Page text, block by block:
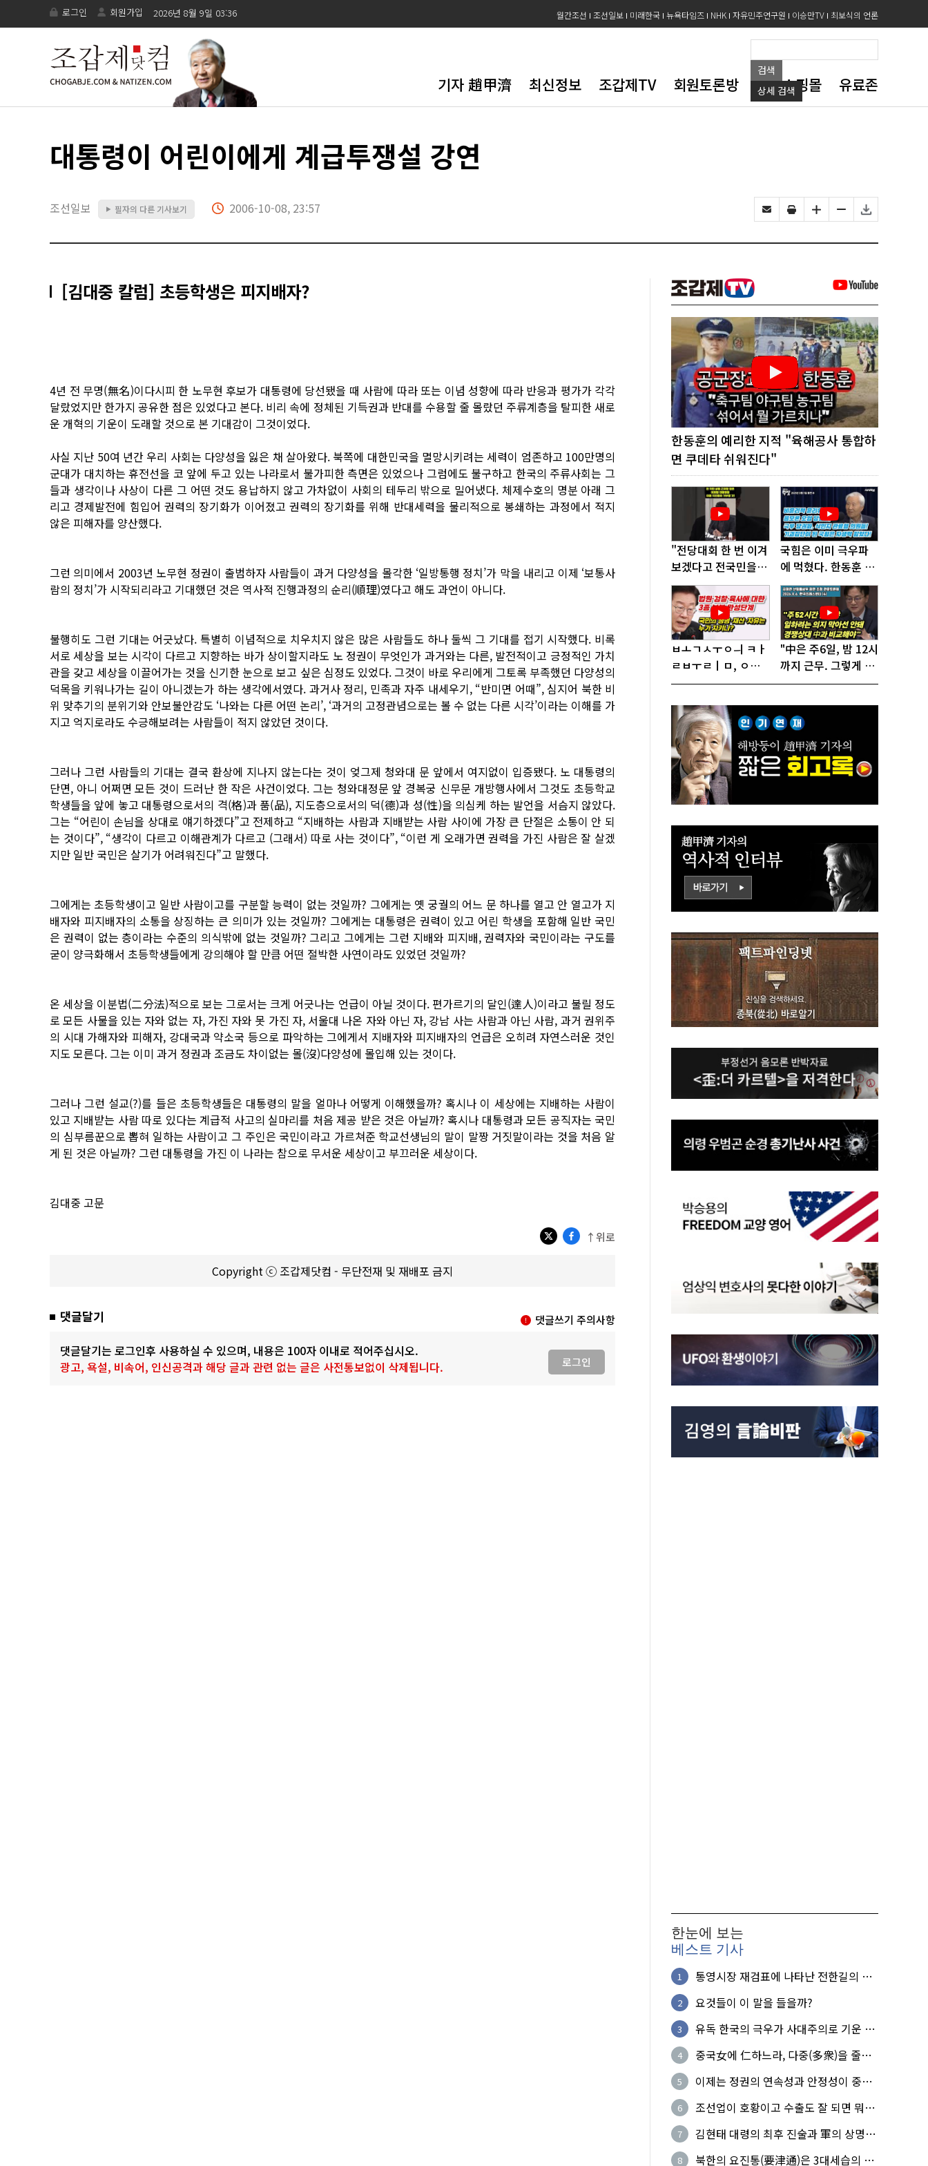
로그인 회원가입 2026년 8월 9일 03:36 월간조선 조선일보 미래한국 뉴욕타임즈 NHK 자유민주연구원 이승만TV 최보식의 언론
검색
상세 검색
기자 趙甲濟 최신정보 조갑제TV 회원토론방 도서쇼핑몰 유료존
대통령이 어린이에게 계급투쟁설 강연
조선일보 ▶ 필자의 다른 기사보기 2006-10-08, 23:57
[김대중 칼럼] 초등학생은 피지배자?
4년 전 무명(無名)이다시피 한 노무현 후보가 대통령에 당선됐을 때 사람에 따라 또는 이념 성향에 따라 반응과 평가가 각각
달랐었지만 한가지 공유한 점은 있었다고 본다. 비리 속에 정체된 기득권과 반대를 수용할 줄 몰랐던 주류계층을 탈피한 새로
운 개혁의 기운이 도래할 것으로 본 기대감이 그것이었다.
사실 지난 50여 년간 우리 사회는 다양성을 잃은 채 살아왔다. 북쪽에 대한민국을 멸망시키려는 세력이 엄존하고 100만명의
군대가 대치하는 휴전선을 코 앞에 두고 있는 나라로서 불가피한 측면은 있었으나 그럼에도 불구하고 한국의 주류사회는 그
들과 생각이나 사상이 다른 그 어떤 것도 용납하지 않고 가차없이 사회의 테두리 밖으로 밀어냈다. 체제수호의 명분 아래 그
리고 경제발전에 힘입어 권력의 장기화가 이어졌고 권력의 장기화를 위해 반대세력을 물리적으로 봉쇄하는 과정에서 적지
않은 피해자를 양산했다.
그런 의미에서 2003년 노무현 정권이 출범하자 사람들이 과거 다양성을 몰각한 ‘일방통행 정치’가 막을 내리고 이제 ‘보통사
람의 정치’가 시작되리라고 기대했던 것은 역사적 진행과정의 순리(順理)였다고 해도 과언이 아니다.
불행히도 그런 기대는 어긋났다. 특별히 이념적으로 치우치지 않은 많은 사람들도 하나 둘씩 그 기대를 접기 시작했다. 비록
서로 세상을 보는 시각이 다르고 지향하는 바가 상이할지라도 노 정권이 무엇인가 과거와는 다른, 발전적이고 긍정적인 가치
관을 갖고 세상을 이끌어가는 것을 신기한 눈으로 보고 싶은 심정도 있었다. 그것이 바로 우리에게 그토록 부족했던 다양성의
덕목을 키워나가는 길이 아니겠는가 하는 생각에서였다. 과거사 정리, 민족과 자주 내세우기, “반미면 어때”, 심지어 북한 비
위 맞추기의 분위기와 안보불안감도 ‘나와는 다른 어떤 논리’, ‘과거의 고정관념으로는 볼 수 없는 다른 시각’이라는 이해를 가
지고 억지로라도 수긍해보려는 사람들이 적지 않았던 것이다.
그러나 그런 사람들의 기대는 결국 환상에 지나지 않는다는 것이 엊그제 청와대 문 앞에서 여지없이 입증됐다. 노 대통령의
단면, 아니 어쩌면 모든 것이 드러난 한 작은 사건이었다. 그는 청와대정문 앞 경복궁 신무문 개방행사에서 그것도 초등학교
학생들을 앞에 놓고 대통령으로서의 격(格)과 품(品), 지도층으로서의 덕(德)과 성(性)을 의심케 하는 발언을 서슴지 않았다.
그는 “어린이 손님을 상대로 얘기하겠다”고 전제하고 “지배하는 사람과 지배받는 사람 사이에 가장 큰 단절은 소통이 안 되
는 것이다”, “생각이 다르고 이해관계가 다르고 (그래서) 따로 사는 것이다”, “이런 게 오래가면 권력을 가진 사람은 잘 살겠
지만 일반 국민은 살기가 어려워진다”고 말했다.
그에게는 초등학생이고 일반 사람이고를 구분할 능력이 없는 것일까? 그에게는 옛 궁궐의 어느 문 하나를 열고 안 열고가 지
배자와 피지배자의 소통을 상징하는 큰 의미가 있는 것일까? 그에게는 대통령은 권력이 있고 어린 학생을 포함해 일반 국민
은 권력이 없는 층이라는 수준의 의식밖에 없는 것일까? 그리고 그에게는 그런 지배와 피지배, 권력자와 국민이라는 구도를
굳이 양극화해서 초등학생들에게 강의해야 할 만큼 어떤 절박한 사연이라도 있었던 것일까?
온 세상을 이분법(二分法)적으로 보는 그로서는 크게 어긋나는 언급이 아닐 것이다. 편가르기의 달인(達人)이라고 불릴 정도
로 모든 사물을 있는 자와 없는 자, 가진 자와 못 가진 자, 서울대 나온 자와 아닌 자, 강남 사는 사람과 아닌 사람, 과거 권위주
의 시대 가해자와 피해자, 강대국과 약소국 등으로 파악하는 그에게서 지배자와 피지배자의 언급은 오히려 자연스러운 것인
지도 모른다. 그는 이미 과거 정권과 조금도 차이없는 몰(沒)다양성에 몰입해 있는 것이다.
그러나 그런 설교(?)를 들은 초등학생들은 대통령의 말을 얼마나 어떻게 이해했을까? 혹시나 이 세상에는 지배하는 사람이
있고 지배받는 사람 따로 있다는 계급적 사고의 실마리를 처음 제공 받은 것은 아닐까? 혹시나 대통령과 모든 공직자는 국민
의 심부름꾼으로 뽑혀 일하는 사람이고 그 주인은 국민이라고 가르쳐준 학교선생님의 말이 말짱 거짓말이라는 것을 처음 알
게 된 것은 아닐까? 그런 대통령을 가진 이 나라는 참으로 무서운 세상이고 부끄러운 세상이다.
김대중 고문
↑위로
Copyright ⓒ 조갑제닷컴 - 무단전재 및 재배포 금지
댓글달기 댓글쓰기 주의사항
댓글달기는 로그인후 사용하실 수 있으며, 내용은 100자 이내로 적어주십시오.
광고, 욕설, 비속어, 인신공격과 해당 글과 관련 없는 글은 사전통보없이 삭제됩니다.
로그인
한동훈의 예리한 지적 "육해공사 통합하
면 쿠데타 쉬워진다"
"전당대회 한 번 이겨
보겠다고 전국민을
'지옥문'으로 밀어!"
국힘은 이미 극우파
에 먹혔다. 한동훈 창
당이 답!
ㅂㅗㄱㅅㅜㅇㅢ ㅋㅏ
ㄹㅂㅜㄹㅣㅁ, ㅇㅙ
ㄱㅜㄱㅁㅣㄴㄷㅡㄹ
ㅎㅏㄴㅏ?
"中은 주6일, 밤 12시
까지 근무. 그렇게 일
해서 어떻게 경쟁하
한눈에 보는
베스트 기사
1
통영시장 재검표에 나타난 전한길의 무
2 요것들이 이 말을 들을까?
3
유독 한국의 극우가 사대주의로 기운 이
4
중국女에 仁하느라, 다중(多衆)을 줄세
5
이제는 정권의 연속성과 안정성이 중요
6
조선업이 호황이고 수출도 잘 되면 뭐하
7
김현태 대령의 최후 진술과 軍의 상명하
8 북한의 요진통(要津通)은 3대세습의 사